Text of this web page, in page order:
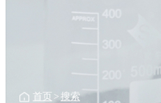
首页 > 搜索